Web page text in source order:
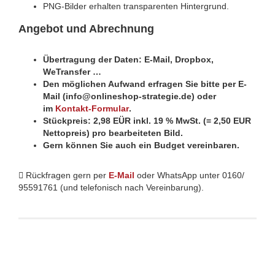
PNG-Bilder erhalten transparenten Hintergrund.
Angebot und Abrechnung
Übertragung der Daten: E-Mail, Dropbox,
WeTransfer …
Den möglichen Aufwand erfragen Sie bitte per E-
Mail (info@onlineshop-strategie.de) oder
im Kontakt-Formular.
Stückpreis: 2,98 EÜR inkl. 19 % MwSt. (= 2,50 EUR
Nettopreis) pro bearbeiteten Bild.
Gern können Sie auch ein Budget vereinbaren.
Rückfragen gern per E-Mail oder WhatsApp unter 0160/
95591761 (und telefonisch nach Vereinbarung).